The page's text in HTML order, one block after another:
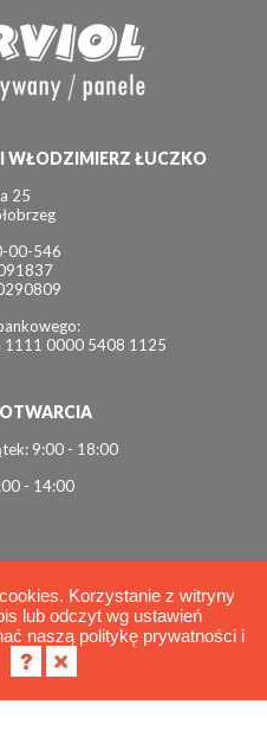
WŁODZIMIERZ ŁUCZKO
25
00-546
1111 0000 5408 1125
9:00 - 18:00
- 14:00
cookies
Korzystanie z witryny
lub odczyt wg ustawień
naszą politykę prywatności i